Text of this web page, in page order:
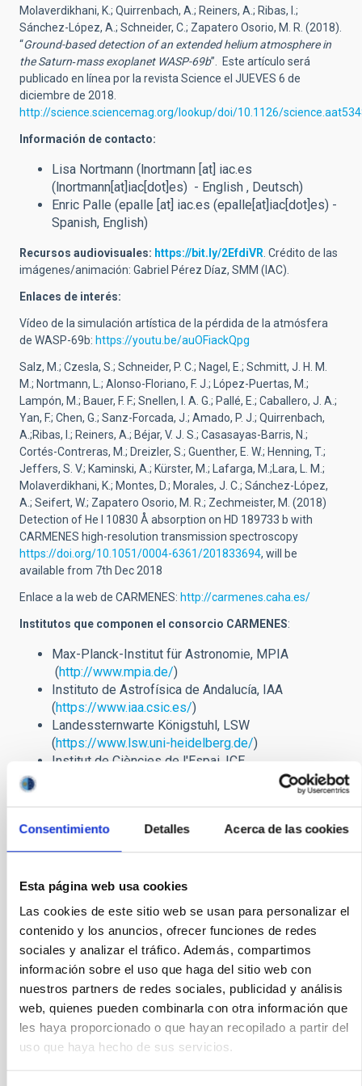
Consentimiento Detalles Acerca de las cookies
Esta página web usa cookies
Las cookies de este sitio web se usan para personalizar el
contenido y los anuncios, ofrecer funciones de redes
sociales y analizar el tráfico. Además, compartimos
información sobre el uso que haga del sitio web con
nuestros partners de redes sociales, publicidad y análisis
web, quienes pueden combinarla con otra información que
les haya proporcionado o que hayan recopilado a partir del
uso que haya hecho de sus servicios.
Molaverdikhani, K.; Quirrenbach, A.; Reiners, A.; Ribas, I.;
Sánchez-López, A.; Schneider, C.; Zapatero Osorio, M. R. (2018).
“Ground-based detection of an extended helium atmosphere in
the Saturn‑mass exoplanet WASP-69b”. Este artículo será
publicado en línea por la revista Science el JUEVES 6 de
diciembre de 2018.
http://science.sciencemag.org/lookup/doi/10.1126/
Información de contacto:
Lisa Nortmann (lnortmann [at] iac.es
(lnortmann[at]iac[dot]es) - English , Deutsch)
Enric Palle (epalle [at] iac.es (epalle[at]iac[dot]es) -
Spanish, English)
Recursos audiovisuales: https://bit.ly/2EfdiVR . Crédito de las
imágenes/animación: Gabriel Pérez Díaz, SMM (IAC).
Enlaces de interés:
Vídeo de la simulación artística de la pérdida de la atmósfera
de WASP-69b: https://youtu.be/auOFiackQpg
Salz, M.; Czesla, S.; Schneider, P. C.; Nagel, E.; Schmitt, J. H. M.
M.; Nortmann, L.; Alonso-Floriano, F. J.; López-Puertas, M.;
Lampón, M.; Bauer, F. F.; Snellen, I. A. G.; Pallé, E.; Caballero, J. A.;
Yan, F.; Chen, G.; Sanz-Forcada, J.; Amado, P. J.; Quirrenbach,
A.;Ribas, I.; Reiners, A.; Béjar, V. J. S.; Casasayas-Barris, N.;
Cortés-Contreras, M.; Dreizler, S.; Guenther, E. W.; Henning, T.;
Jeffers, S. V.; Kaminski, A.; Kürster, M.; Lafarga, M.;Lara, L. M.;
Molaverdikhani, K.; Montes, D.; Morales, J. C.; Sánchez-López,
A.; Seifert, W.; Zapatero Osorio, M. R.; Zechmeister, M. (2018)
Detection of He I 10830 Å absorption on HD 189733 b with
CARMENES high-resolution transmission spectroscopy
https://doi.org/10.1051/0004-6361/201833694, will be
available from 7th Dec 2018
Enlace a la web de CARMENES: http://carmenes.caha.es/
Institutos que componen el consorcio CARMENES:
Max-Planck-Institut für Astronomie, MPIA
(http://www.mpia.de/)
Instituto de Astrofísica de Andalucía, IAA
(https://www.iaa.csic.es/)
Landessternwarte Königstuhl, LSW
(https://www.lsw.uni-heidelberg.de/)
Institut de Ciències de l'Espai, ICE
Universidad Complutense de Madrid, UCM
(http://webs.ucm.es/info/Astrof/)
(http://www.tls-tautenburg.de/TLS/index.php?id=2
Instituto de Astrofísica de Canarias, IAC
( http://www.iac.es/index.php?lang=en )
Hamburger Sternwarte, HS ( https://www.hs.uni-
hamburg.de/index.php?lang=en)
Centro de Astrobiología, CAB (http://www.cab.inta-
csic.es/en/inicio)
Centro Astronómico Hispano-Alemán, CAHA
(http://www.caha.es/)